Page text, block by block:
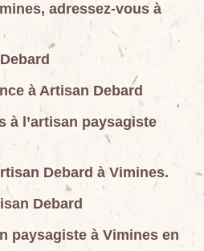
adressez-vous à
à Artisan Debard
à l’artisan paysagiste
Debard à Vimines.
Debard
paysagiste à Vimines en